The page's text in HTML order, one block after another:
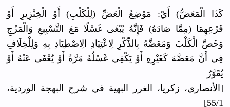
كَذَا الْمَعَضُّ) أَيْ: مَوْضِعُ الْعَضِّ (لِلْكَلْبِ) أَوْ الْخِنْزِيرِ أَوْ
فَرْعِهِمَا (مِمَّا صَادَهُ) فَإِنَّهُ يُبْغَى غَسْلًا مَعَ التَّسْبِيعِ وَالْمَزْجِ
وَخَصَّ الْكَلْبَ وَمَعَضَّهُ بِالذِّكْرِ لِاعْتِيَادِ الِاصْطِيَادِ بِهِ وَلِلْخِلَافِ
فِي أَنَّ مَعَضَّهَ كَغَيْرِهِ أَوْ يَكْفِي غَسْلُهُ مَرَّةً أَوْ يُعْفَى عَنْهُ أَوْ
يُقَوَّرُ
[الأنصاري، زكريا، الغرر البهية في شرح البهجة الوردية،
55/1]